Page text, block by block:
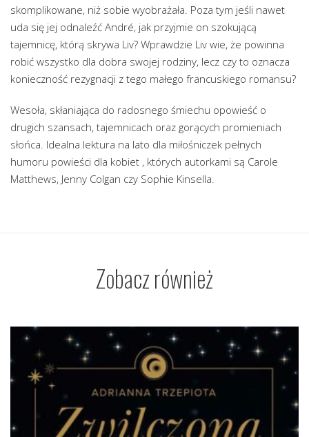
skomplikowane, niż sobie wyobrażała. Poza tym jeśli nawet
uda się jej odnaleźć André, jak przyjmie on szokującą
tajemnicę, którą skrywa Liv? Wprawdzie Liv wie, że powinna
robić wszystko dla dobra swojej rodziny, lecz czy to oznacza
konieczność rezygnacji z tego małego francuskiego romansu?
Wesoła, skłaniająca do radosnego śmiechu opowieść o
drugich szansach, tajemnicach oraz gorących promieniach
słońca. Idealna lektura na lato dla miłośniczek pełnych
humoru powieści dla kobiet , których autorkami są Carole
Matthews, Jenny Colgan czy Sophie Kinsella.
Zobacz również